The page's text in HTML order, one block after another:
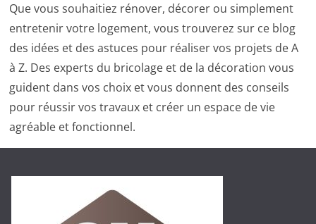
Que vous souhaitiez rénover, décorer ou simplement
entretenir votre logement, vous trouverez sur ce blog
des idées et des astuces pour réaliser vos projets de A
à Z. Des experts du bricolage et de la décoration vous
guident dans vos choix et vous donnent des conseils
pour réussir vos travaux et créer un espace de vie
agréable et fonctionnel.